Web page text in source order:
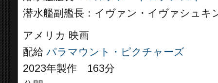
潜水艦副艦長：イヴァン・イヴァシュキ
アメリカ 映画
配給 パラマウント・ピクチャーズ
2023年製作 163分